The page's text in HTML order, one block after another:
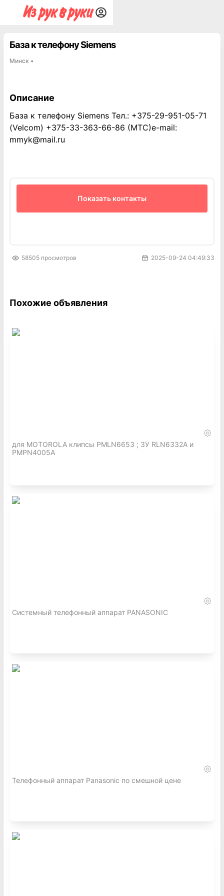
База к телефону Siemens
Минск ▪
Описание
База к телефону Siemens Тел.: +375-29-951-05-71
(Velcom) +375-33-363-66-86 (МТС)e-mail:
mmyk@mail.ru
Показать контакты
58505 просмотров 2025-09-24 04:49:33
Похожие объявления
для MOTOROLA клипсы PMLN6653 ; ЗУ RLN6332A и
PMPN4005A
Системный телефонный аппарат PANASONIC
Телефонный аппарат Panasonic по смешной цене